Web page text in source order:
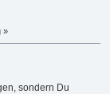
»
sondern Du